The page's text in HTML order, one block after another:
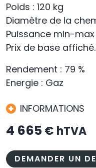
Poids : 120 kg
Diamètre de la
Puissance min-
Prix de base
Rendement : 79 %
Energie : Gaz
INFORMATIONS
4 665 € hTVA
DEMANDER UN